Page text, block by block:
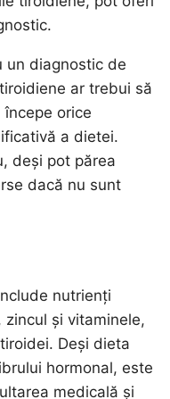
un diagnostic de
ar trebui să
orice
a dietei.
deși pot părea
dacă nu sunt
nutrienți
și vitaminele,
Deși dieta
hormonal, este
medicală și